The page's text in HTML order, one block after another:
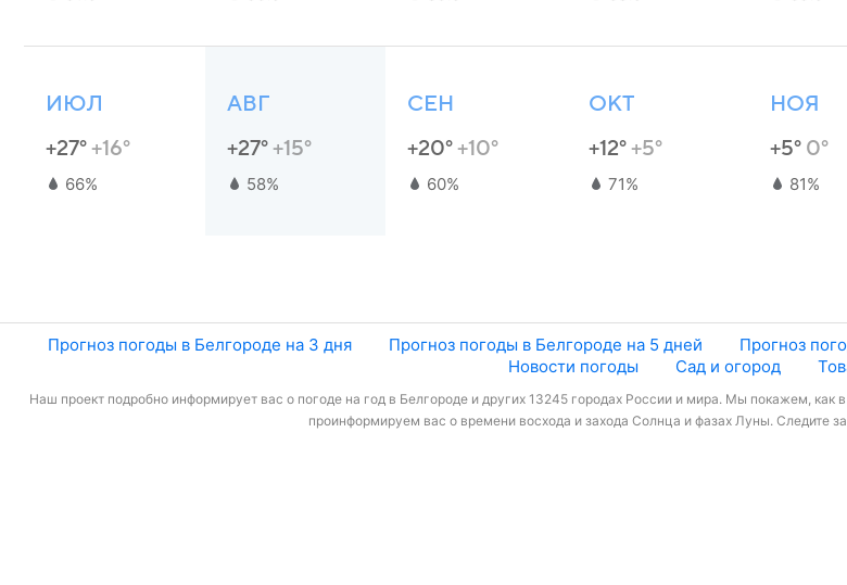
ИЮЛ
+27°+16°
66%
АВГ
+27°+15°
58%
СЕН
+20°+10°
60%
ОКТ
+12°+5°
71%
НОЯ
+5° 0°
81%
Прогноз погоды в Белгороде на 3 дня Прогноз погоды в Белгороде на 5 дней Прогноз
Новости погоды
Сад и огород
Наш проект подробно информирует вас о погоде на год в Белгороде и других 13245 городах России и мира. Мы покажем, как
проинформируем вас о времени восхода и захода Солнца и фазах Луны. Следите